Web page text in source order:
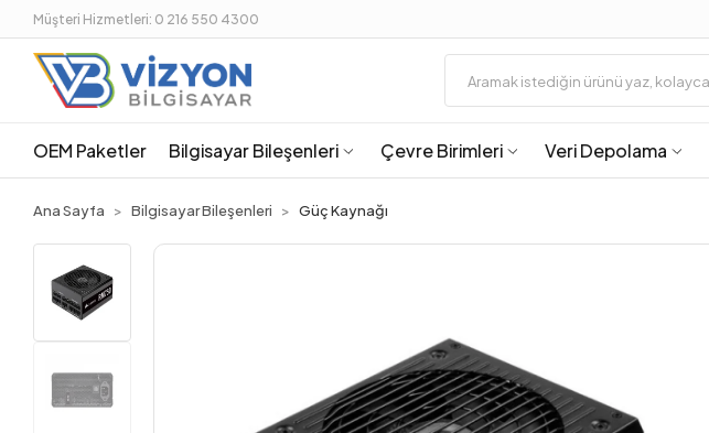
Müşteri Hizmetleri: 0 216 550 4300
OEM Paketler Bilgisayar Bileşenleri Çevre Birimleri Veri Depolama
Ana Sayfa Bilgisayar Bileşenleri Güç Kaynağı